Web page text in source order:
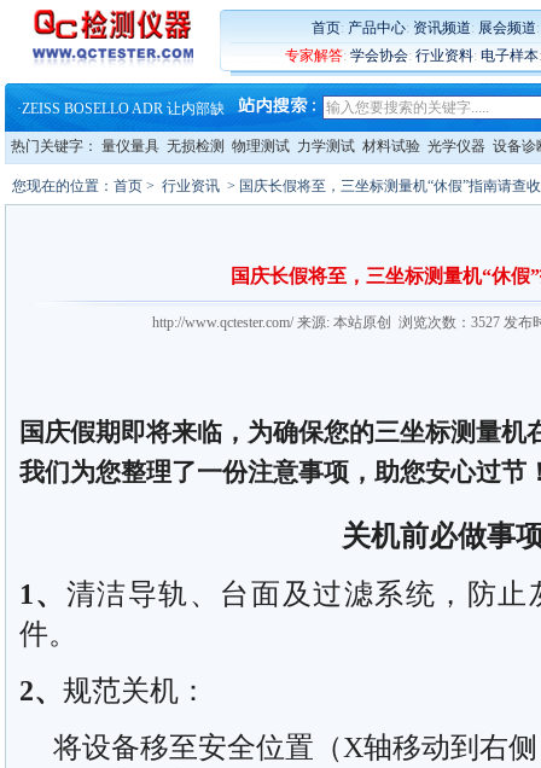
首页: 产品中心: 资讯频道: 展会频道
专家解答: 学会协会: 行业资料: 电子样本
蔡司软件 | 高效变形分析能
铸就AI服务器质量动脉 – 高
铸就AI服务器质量动脉 – 高
·ZEISS BOSELLO ADR 让内部缺
·蔡司和亿纬锂能达成战略合作
·大牌云集 买家升级 ——26
热门关键字： 量仪量具 无损检测 物理测试 力学测试 材料试验 光学仪器 设备诊
您现在的位置： 首页 > 行业资讯 > 国庆长假将至，三坐标测量机“休假”指南请查
国庆长假将至，三坐标测量机“休假
http://www.qctester.com/ 来源: 本站原创 浏览次数：3527 发布
国庆假期即将来临，为确保您的三坐标测量机
我们为您整理了一份注意事项，助您安心过节
关机前必做事
1、 清洁导轨、台面及过滤系统，防
件。
2、 规范关机：
将设备移至安全位置（X轴移动到右